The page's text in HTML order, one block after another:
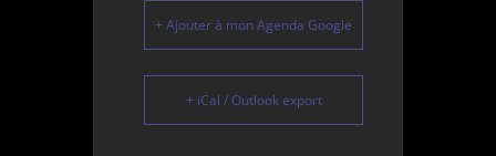
+ Ajouter à mon Agenda Google
+ iCal / Outlook export